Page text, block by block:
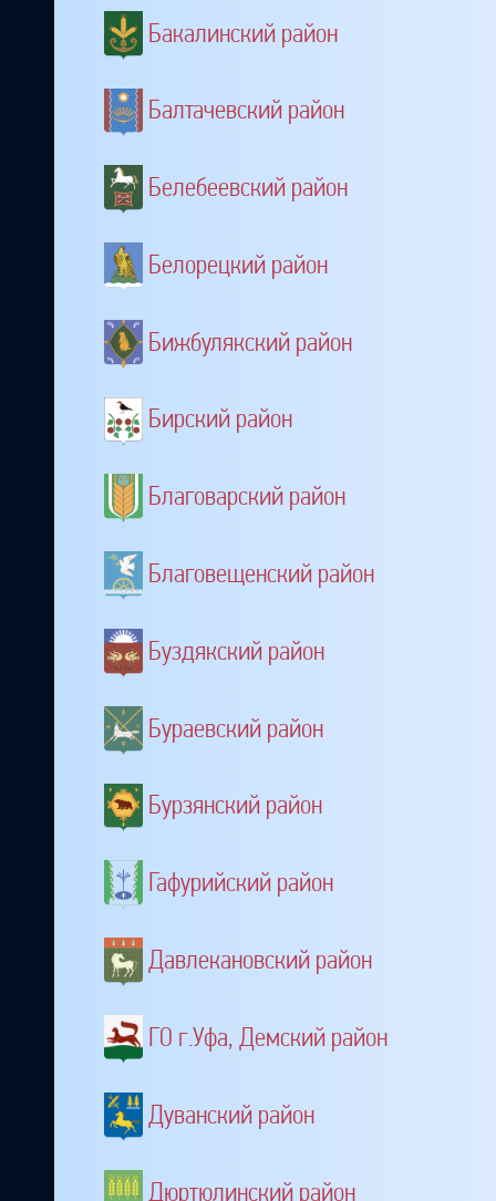
Бакалинский район
Балтачевский район
Белебеевский район
Белорецкий район
Бижбулякский район
Бирский район
Благоварский район
Благовещенский район
Буздякский район
Бураевский район
Бурзянский район
Гафурийский район
Давлекановский район
ГО г.Уфа, Демский район
Дуванский район
Дюртюлинский район